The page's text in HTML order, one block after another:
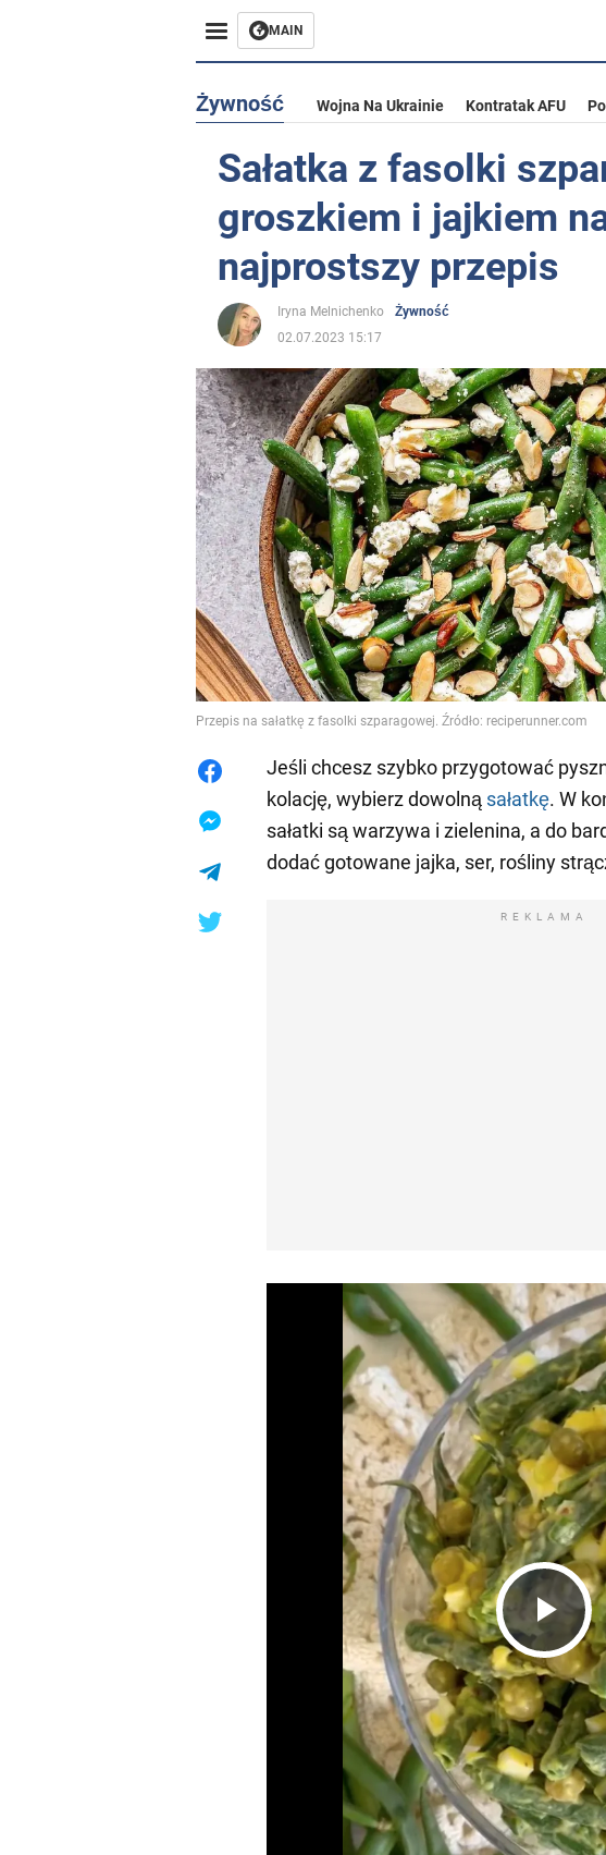
MAIN
Żywność Wojna Na Ukrainie Kontratak AFU
Sałatka z fasolki
groszkiem i jajkiem
najprostszy przepis
Iryna Melnichenko
Żywność
02.07.2023 15:17
Przepis na sałatkę z fasolki szparagowej. Źródło: reciperunner.com
Jeśli chcesz szybko przygotować
kolację, wybierz dowolną sałatkę. W
sałatki są warzywa i zielenina, a do
dodać gotowane jajka, ser, rośliny
REKLAMA
Play